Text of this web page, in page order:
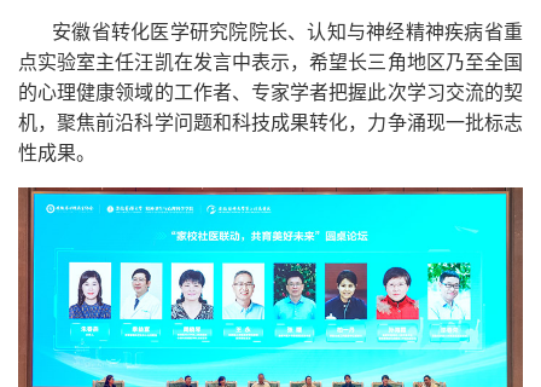
安徽省转化医学研究院院长、认知与神经精神疾病省重
点实验室主任汪凯在发言中表示，希望长三角地区乃至全国
的心理健康领域的工作者、专家学者把握此次学习交流的契
机，聚焦前沿科学问题和科技成果转化，力争涌现一批标志
性成果。